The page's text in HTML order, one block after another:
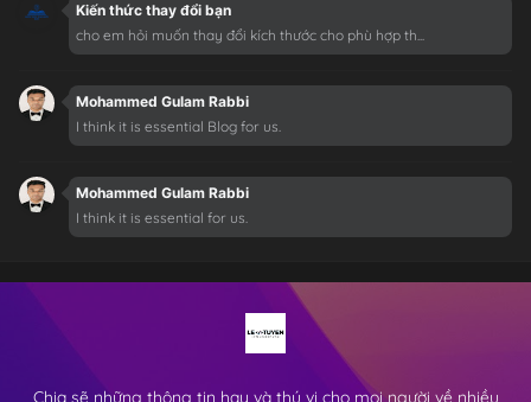
Kiến thức thay đổi bạn
cho em hỏi muốn thay đổi kích thước cho phù hợp th...
Mohammed Gulam Rabbi
I think it is essential Blog for us.
Mohammed Gulam Rabbi
I think it is essential for us.
Chia sẽ những thông tin hay và thú vị cho mọi người về nhiều